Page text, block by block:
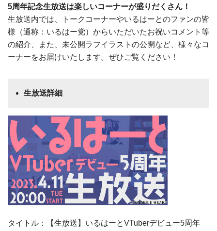
5周年記念生放送は楽しいコーナーが盛りだくさん！
生放送内では、トークコーナーやいるはーとのファンの皆
様（通称：いるはー党）からいただいたお祝いコメント等
の紹介、また、未公開ラフイラストの公開など、様々なコ
ーナーをお届けいたします。ぜひご覧ください！
生放送詳細
タイトル：【生放送】いるはーとVTuberデビュー5周年